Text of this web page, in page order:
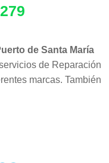
de Santa María
de Reparación
marcas. También